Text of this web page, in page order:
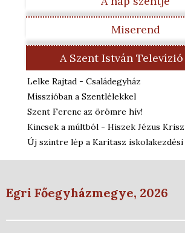
Miserend
A Szent István
Lelke Rajtad - Családegyház
Misszióban a Szentlélekkel
Szent Ferenc az örömre hív!
Kincsek a múltból - Hiszek Jézus
Új szintre lép a Karitasz
Egri Főegyházmegye, 2026